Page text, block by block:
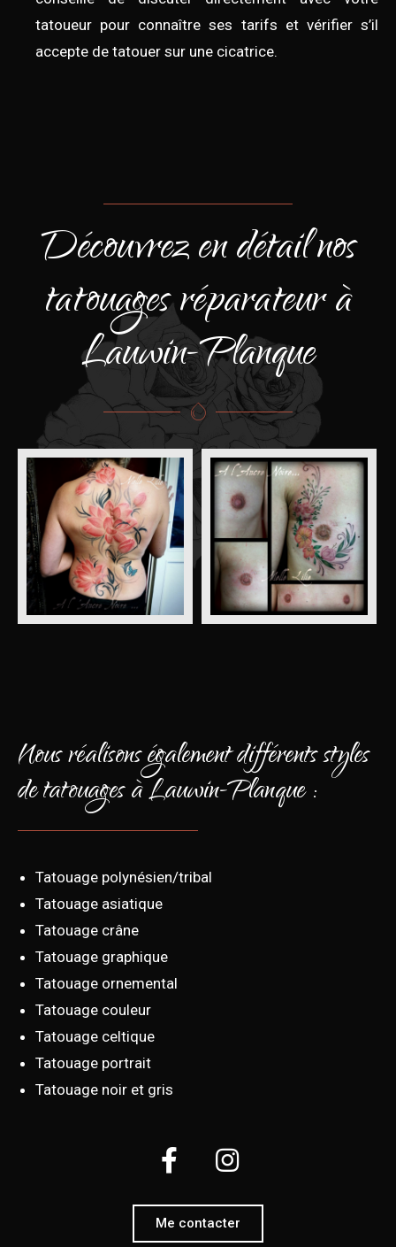
tatoueur pour connaître ses tarifs et vérifier s’il
accepte de tatouer sur une cicatrice.
Découvrez en détail nos
tatouages réparateur à
Lauwin-Planque
Nous réalisons également différents styles
de tatouages à Lauwin-Planque :
Tatouage polynésien/tribal
Tatouage asiatique
Tatouage crâne
Tatouage graphique
Tatouage ornemental
Tatouage couleur
Tatouage celtique
Tatouage portrait
Tatouage noir et gris
Me contacter